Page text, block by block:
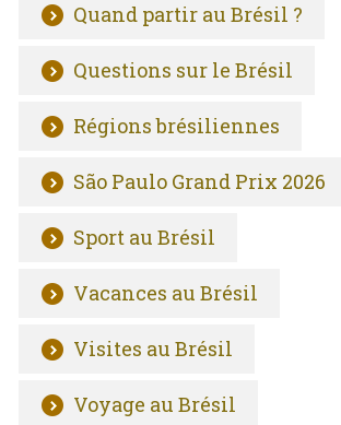
Quand partir au Brésil ?
Questions sur le Brésil
Régions brésiliennes
São Paulo Grand Prix 2026
Sport au Brésil
Vacances au Brésil
Visites au Brésil
Voyage au Brésil